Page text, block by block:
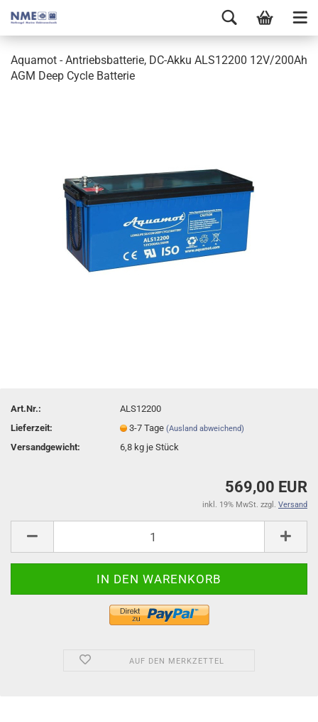
Aquamot - Antriebsbatterie, DC-Akku ALS12200 12V/200Ah
AGM Deep Cycle Batterie
Art.Nr.:
ALS12200
Lieferzeit:
3-7 Tage(Ausland abweichend)
Versandgewicht: 6,8 kg je Stück
569,00 EUR
inkl. 19% MwSt. zzgl. Versand
AUF DEN MERKZETTEL